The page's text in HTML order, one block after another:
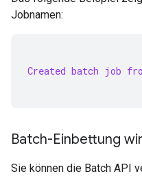
Jobnamen:
Created batch job
Batch-Einbettung
Sie können die Batch API